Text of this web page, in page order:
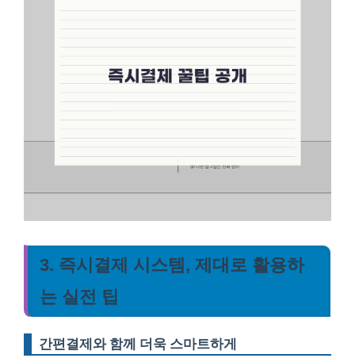
3. 즉시결제 시스템, 제대로 활용하
는 실전 팁
간편결제와 함께 더욱 스마트하게